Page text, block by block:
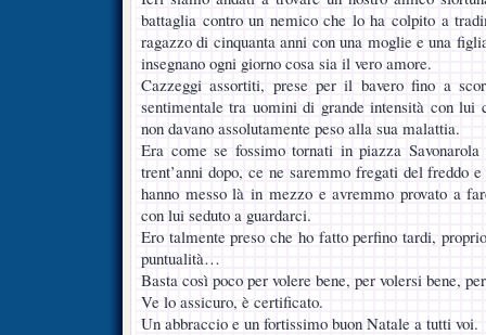
battaglia contro un nemico che lo ha colpito a
ragazzo di cinquanta anni con una moglie e una
insegnano ogni giorno cosa sia il vero amore.
Cazzeggi assortiti, prese per il bavero fino a
sentimentale tra uomini di grande intensità con lui
non davano assolutamente peso alla sua malattia.
Era come se fossimo tornati in piazza
trent’anni dopo, ce ne saremmo fregati del freddo
hanno messo là in mezzo e avremmo provato a
con lui seduto a guardarci.
Ero talmente preso che ho fatto perfino tardi,
puntualità…
Basta così poco per volere bene, per volersi bene,
Ve lo assicuro, è certificato.
Un abbraccio e un fortissimo buon Natale a tutti voi.